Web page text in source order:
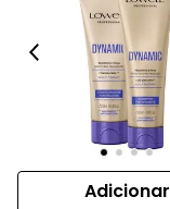
Adicionar